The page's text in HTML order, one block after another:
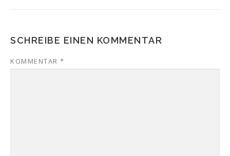
SCHREIBE EINEN KOMMENTAR
KOMMENTAR *